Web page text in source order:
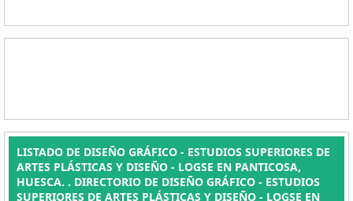
LISTADO DE DISEÑO GRÁFICO - ESTUDIOS SUPERIORES DE
ARTES PLÁSTICAS Y DISEÑO - LOGSE EN PANTICOSA,
HUESCA. . DIRECTORIO DE DISEÑO GRÁFICO - ESTUDIOS
SUPERIORES DE ARTES PLÁSTICAS Y DISEÑO - LOGSE EN